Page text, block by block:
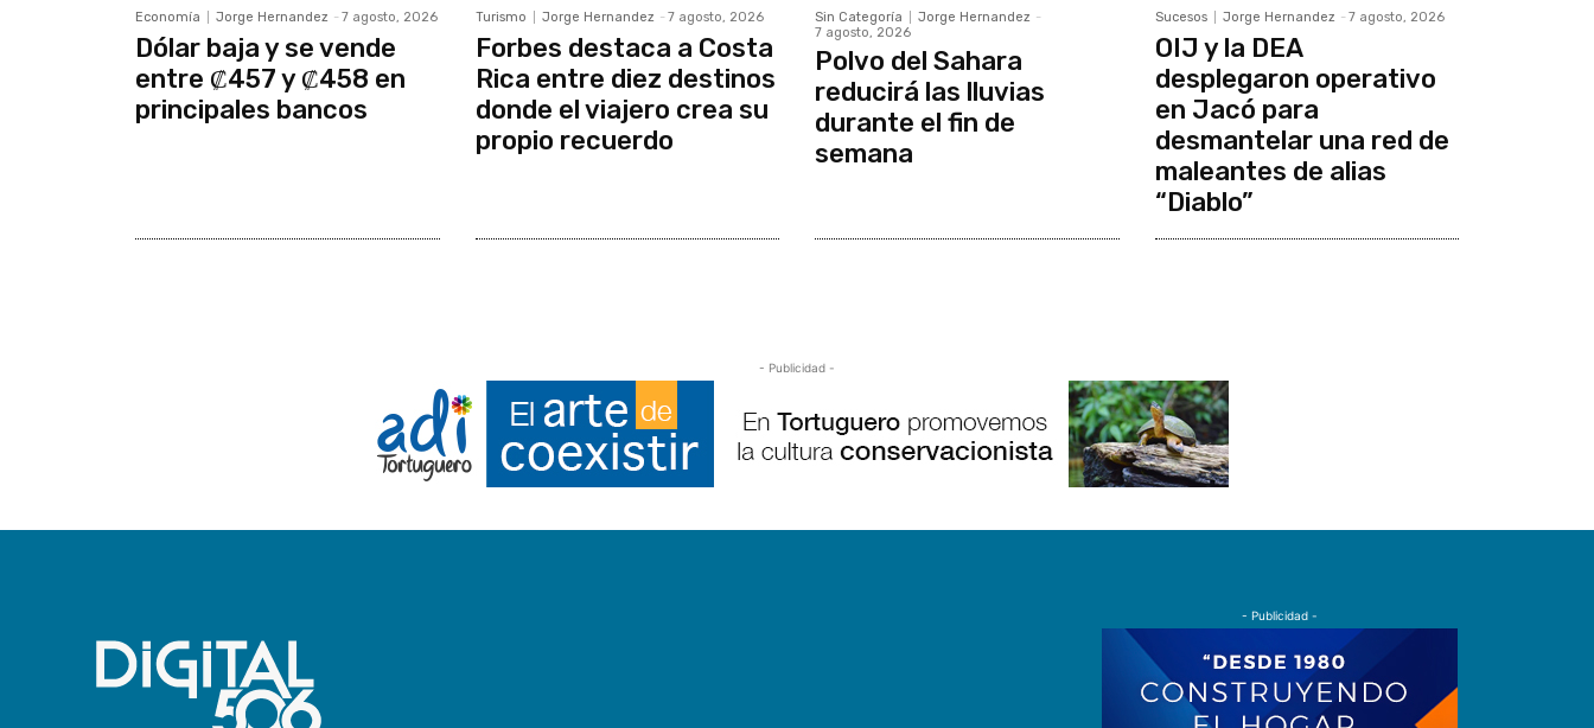
Economía Jorge Hernandez - 7 agosto, 2026
Dólar baja y se vende
entre ₡457 y ₡458 en
principales bancos
Turismo Jorge Hernandez - 7 agosto, 2026
Forbes destaca a Costa
Rica entre diez destinos
donde el viajero crea su
propio recuerdo
Sin Categoría Jorge Hernandez -
7 agosto, 2026
Polvo del Sahara
reducirá las lluvias
durante el fin de
semana
Sucesos Jorge Hernandez - 7 agosto, 2026
OIJ y la DEA
desplegaron operativo
en Jacó para
desmantelar una red de
maleantes de alias
“Diablo”
- Publicidad -
- Publicidad -